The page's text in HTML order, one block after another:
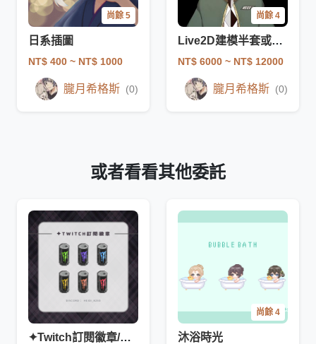
尚餘 5
日系插圖
NT$ 400 ~ NT$ 1000
朧月希格斯 (0)
尚餘 4
Live2D建模半套或全套 初階款
NT$ 6000 ~ NT$ 12000
朧月希格斯 (0)
或者看看其他委託
✦Twitch訂閱徽章/能量飲
尚餘 4
沐浴時光